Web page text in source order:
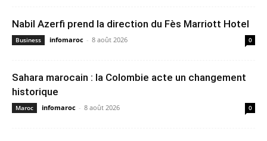
Nabil Azerfi prend la direction du Fès Marriott Hotel
Business infomaroc - 8 août 2026 0
Sahara marocain : la Colombie acte un changement
historique
Maroc infomaroc - 8 août 2026 0